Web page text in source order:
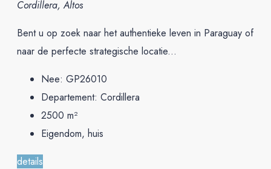
Cordillera, Altos
Bent u op zoek naar het authentieke leven in Paraguay of
naar de perfecte strategische locatie...
Nee: GP26010
Departement: Cordillera
2500 m²
Eigendom, huis
details